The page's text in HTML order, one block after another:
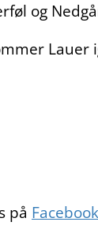
og
Lauer
på Facebook